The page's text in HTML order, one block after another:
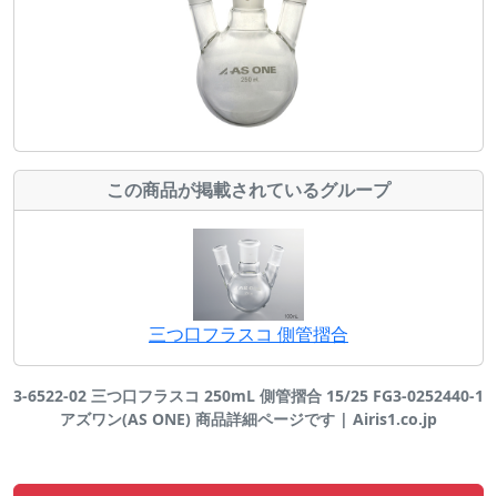
この商品が掲載されているグループ
三つ口フラスコ 側管摺合
3-6522-02 三つ口フラスコ 250mL 側管摺合 15/25 FG3-0252440-1
アズワン(AS ONE) 商品詳細ページです | Airis1.co.jp